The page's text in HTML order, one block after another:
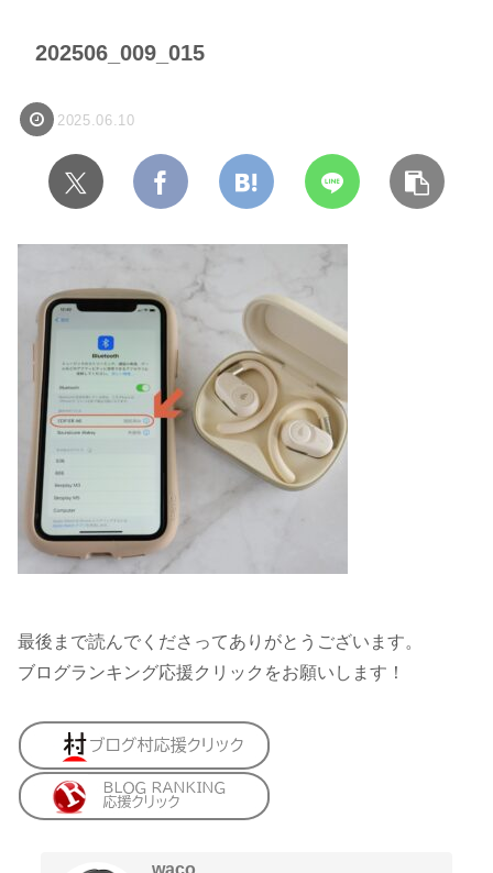
202506_009_015
2025.06.10
最後まで読んでくださってありがとうございます。
ブログランキング応援クリックをお願いします！